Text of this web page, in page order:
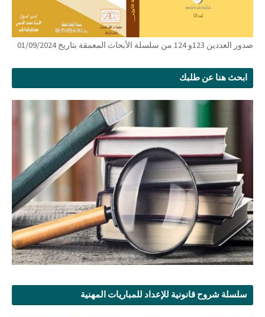
صدور العددين 123و 124 من سلسلة الأبحاث المعمقة بتاريخ 01/09/2024
ابحث هنا عن طلبك
سلسلة شروح قانونية للإعداد للمباريات المهنية